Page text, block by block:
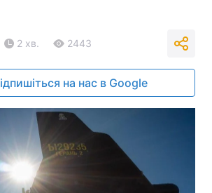
2 хв. 2443
на нас в Google